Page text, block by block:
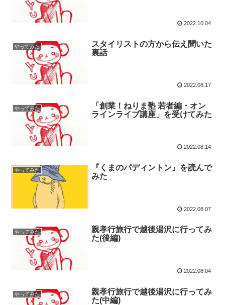
2022.10.04
やってみた
スタイリストの方から伝え聞いた
裏話
2022.08.17
やってみた
「創業！ねりま塾 若者編・オン
ラインライブ講座」を受けてみた
2022.08.14
やってみた
『くまのパディントン』を読んで
みた
2022.08.07
やってみた
親孝行旅行で越後湯沢に行ってみ
た(後編)
2022.08.04
やってみた
親孝行旅行で越後湯沢に行ってみ
た(中編)